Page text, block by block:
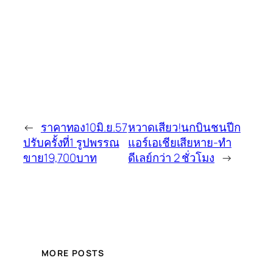
← ราคาทอง10มิ.ย.57
ปรับครั้งที่1 รูปพรรณ
ขาย19,700บาท
หวาดเสียว!นกบินชนปีก
แอร์เอเชียเสียหาย-ทำ
ดีเลย์กว่า 2 ชั่วโมง →
MORE POSTS